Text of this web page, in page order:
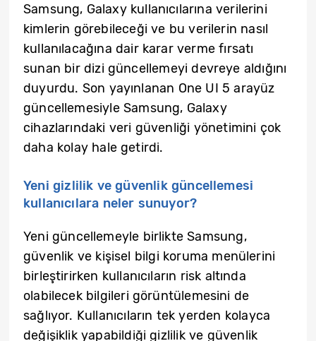
Samsung, Galaxy kullanıcılarına verilerini
kimlerin görebileceği ve bu verilerin nasıl
kullanılacağına dair karar verme fırsatı
sunan bir dizi güncellemeyi devreye aldığını
duyurdu. Son yayınlanan One UI 5 arayüz
güncellemesiyle Samsung, Galaxy
cihazlarındaki veri güvenliği yönetimini çok
daha kolay hale getirdi.
Yeni gizlilik ve güvenlik güncellemesi
kullanıcılara neler sunuyor?
Yeni güncellemeyle birlikte Samsung,
güvenlik ve kişisel bilgi koruma menülerini
birleştirirken kullanıcıların risk altında
olabilecek bilgileri görüntülemesini de
sağlıyor. Kullanıcıların tek yerden kolayca
değişiklik yapabildiği gizlilik ve güvenlik